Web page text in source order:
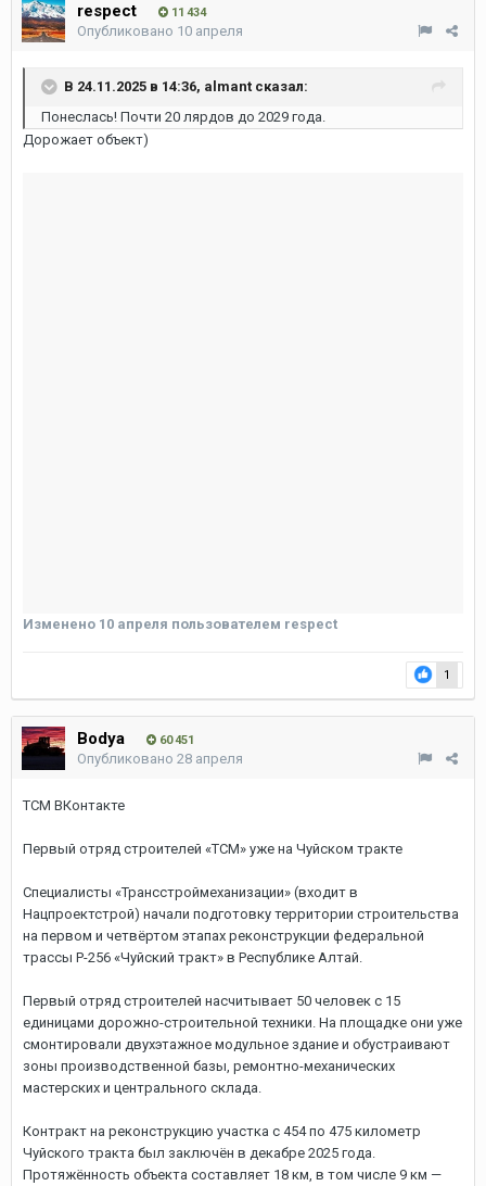
respect 11 434
Опубликовано 10 апреля
В 24.11.2025 в 14:36, almant сказал:
Понеслась! Почти 20 лярдов до 2029 года.
Дорожает объект)
Изменено 10 апреля пользователем respect
1
Bodya 60 451
Опубликовано 28 апреля
ТСМ ВКонтакте
Первый отряд строителей «ТСМ» уже на Чуйском тракте
Специалисты «Трансстроймеханизации» (входит в
Нацпроектстрой) начали подготовку территории строительства
на первом и четвёртом этапах реконструкции федеральной
трассы Р-256 «Чуйский тракт» в Республике Алтай.
Первый отряд строителей насчитывает 50 человек с 15
единицами дорожно-строительной техники. На площадке они уже
смонтировали двухэтажное модульное здание и обустраивают
зоны производственной базы, ремонтно-механических
мастерских и центрального склада.
Контракт на реконструкцию участка с 454 по 475 километр
Чуйского тракта был заключён в декабре 2025 года.
Протяжённость объекта составляет 18 км, в том числе 9 км —